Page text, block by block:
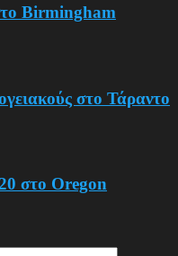
Birmingham
στο Τάραντο
στο Oregon